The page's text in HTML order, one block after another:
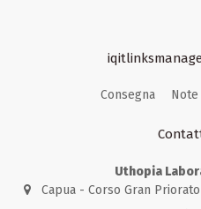
Consegna
Uthopia
Capua - Corso Gran